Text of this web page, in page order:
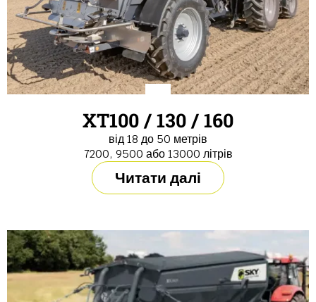
XT100 / 130 / 160
від 18 до 50 метрів
7200, 9500 або 13000 літрів
Читати далі